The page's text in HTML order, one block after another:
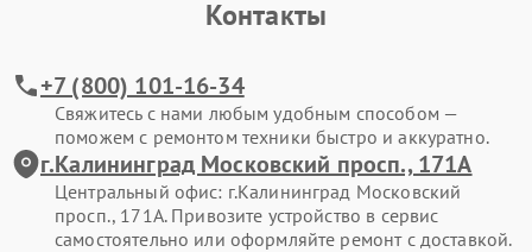
Контакты
+7 (800) 101-16-34
Свяжитесь с нами любым удобным способом —
поможем с ремонтом техники быстро и аккуратно.
г.Калининград Московский просп., 171А
Центральный офис: г.Калининград Московский
просп., 171А. Привозите устройство в сервис
самостоятельно или оформляйте ремонт с доставкой.